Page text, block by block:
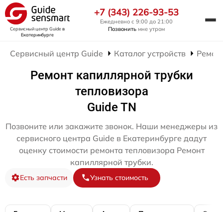
Сервисный центр Guideв
Екатеринбурге
+7 (343) 226-93-53
Ежедневно с 9:00 до 21:00
Позвонить мне утром
Сервисный центр Guide Каталог устройств
Ремонт капиллярной трубки
тепловизора
Guide TN
Позвоните или закажите звонок. Наши менеджеры из
сервисного центра Guide в Екатеринбурге дадут
оценку стоимости ремонта тепловизора Ремонт
капиллярной трубки.
Есть запчасти Узнать стоимость